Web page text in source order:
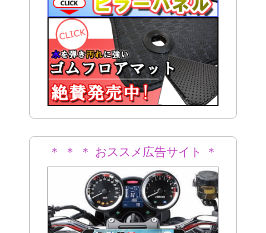
＊ ＊ ＊ おススメ広告サイト ＊
＊ ＊